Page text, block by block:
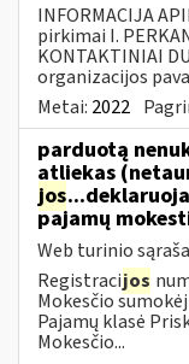
INFORMACIJA
pirkimai I.
KONTAKTINIAI
organizacijos
Metai: 2022
parduotą
atliekas
jos
pajamų
Web turinio
Registracijos
Mokesčio
Pajamų klasė
Mokesčio...